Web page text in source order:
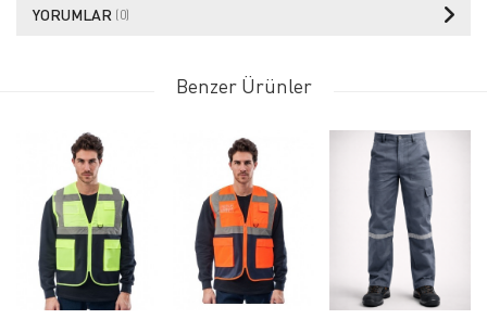
YORUMLAR (0)
Benzer Ürünler